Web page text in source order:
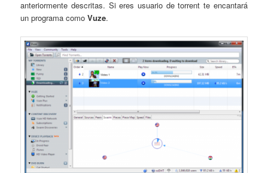
anteriormente descritas. Si eres usuario de torrent te encantará
un programa comoVuze.